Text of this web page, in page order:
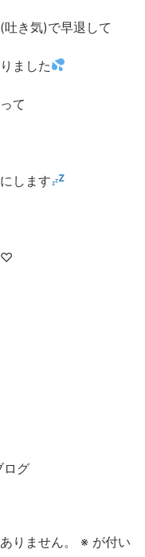
き気)で早退して
ました
て
します
ログ
りません。 ※ が付い